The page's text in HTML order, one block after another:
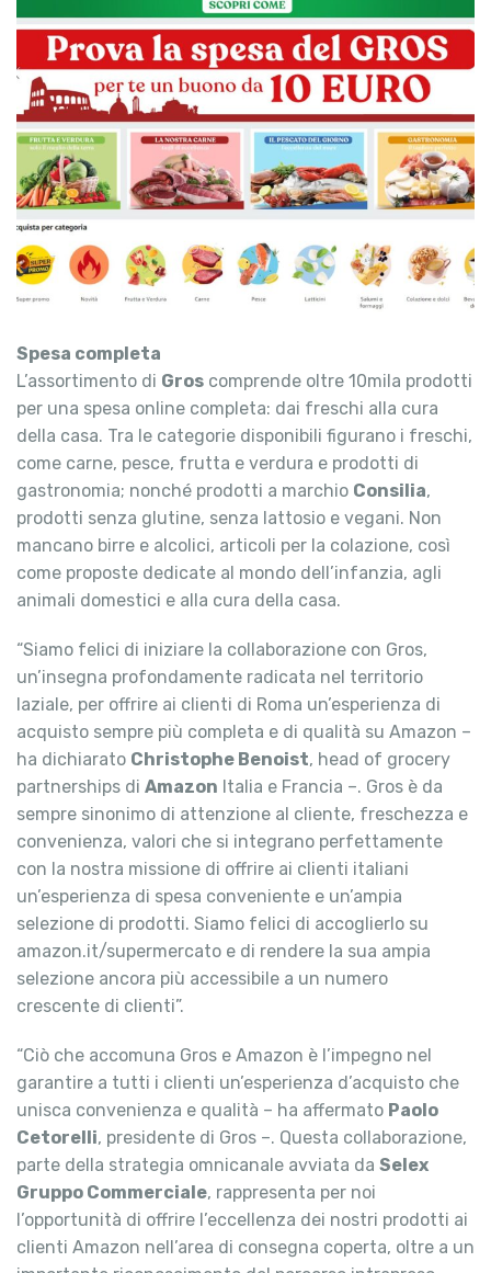
Spesa completa
L’assortimento di Gros comprende oltre 10mila prodotti
per una spesa online completa: dai freschi alla cura
della casa. Tra le categorie disponibili figurano i freschi,
come carne, pesce, frutta e verdura e prodotti di
gastronomia; nonché prodotti a marchio Consilia,
prodotti senza glutine, senza lattosio e vegani. Non
mancano birre e alcolici, articoli per la colazione, così
come proposte dedicate al mondo dell’infanzia, agli
animali domestici e alla cura della casa.
“Siamo felici di iniziare la collaborazione con Gros,
un’insegna profondamente radicata nel territorio
laziale, per offrire ai clienti di Roma un’esperienza di
acquisto sempre più completa e di qualità su Amazon –
ha dichiarato Christophe Benoist, head of grocery
partnerships di Amazon Italia e Francia –. Gros è da
sempre sinonimo di attenzione al cliente, freschezza e
convenienza, valori che si integrano perfettamente
con la nostra missione di offrire ai clienti italiani
un’esperienza di spesa conveniente e un’ampia
selezione di prodotti. Siamo felici di accoglierlo su
amazon.it/supermercato e di rendere la sua ampia
selezione ancora più accessibile a un numero
crescente di clienti”.
“Ciò che accomuna Gros e Amazon è l’impegno nel
garantire a tutti i clienti un’esperienza d’acquisto che
unisca convenienza e qualità – ha affermato Paolo
Cetorelli, presidente di Gros –. Questa collaborazione,
parte della strategia omnicanale avviata da Selex
Gruppo Commerciale, rappresenta per noi
l’opportunità di offrire l’eccellenza dei nostri prodotti ai
clienti Amazon nell’area di consegna coperta, oltre a un